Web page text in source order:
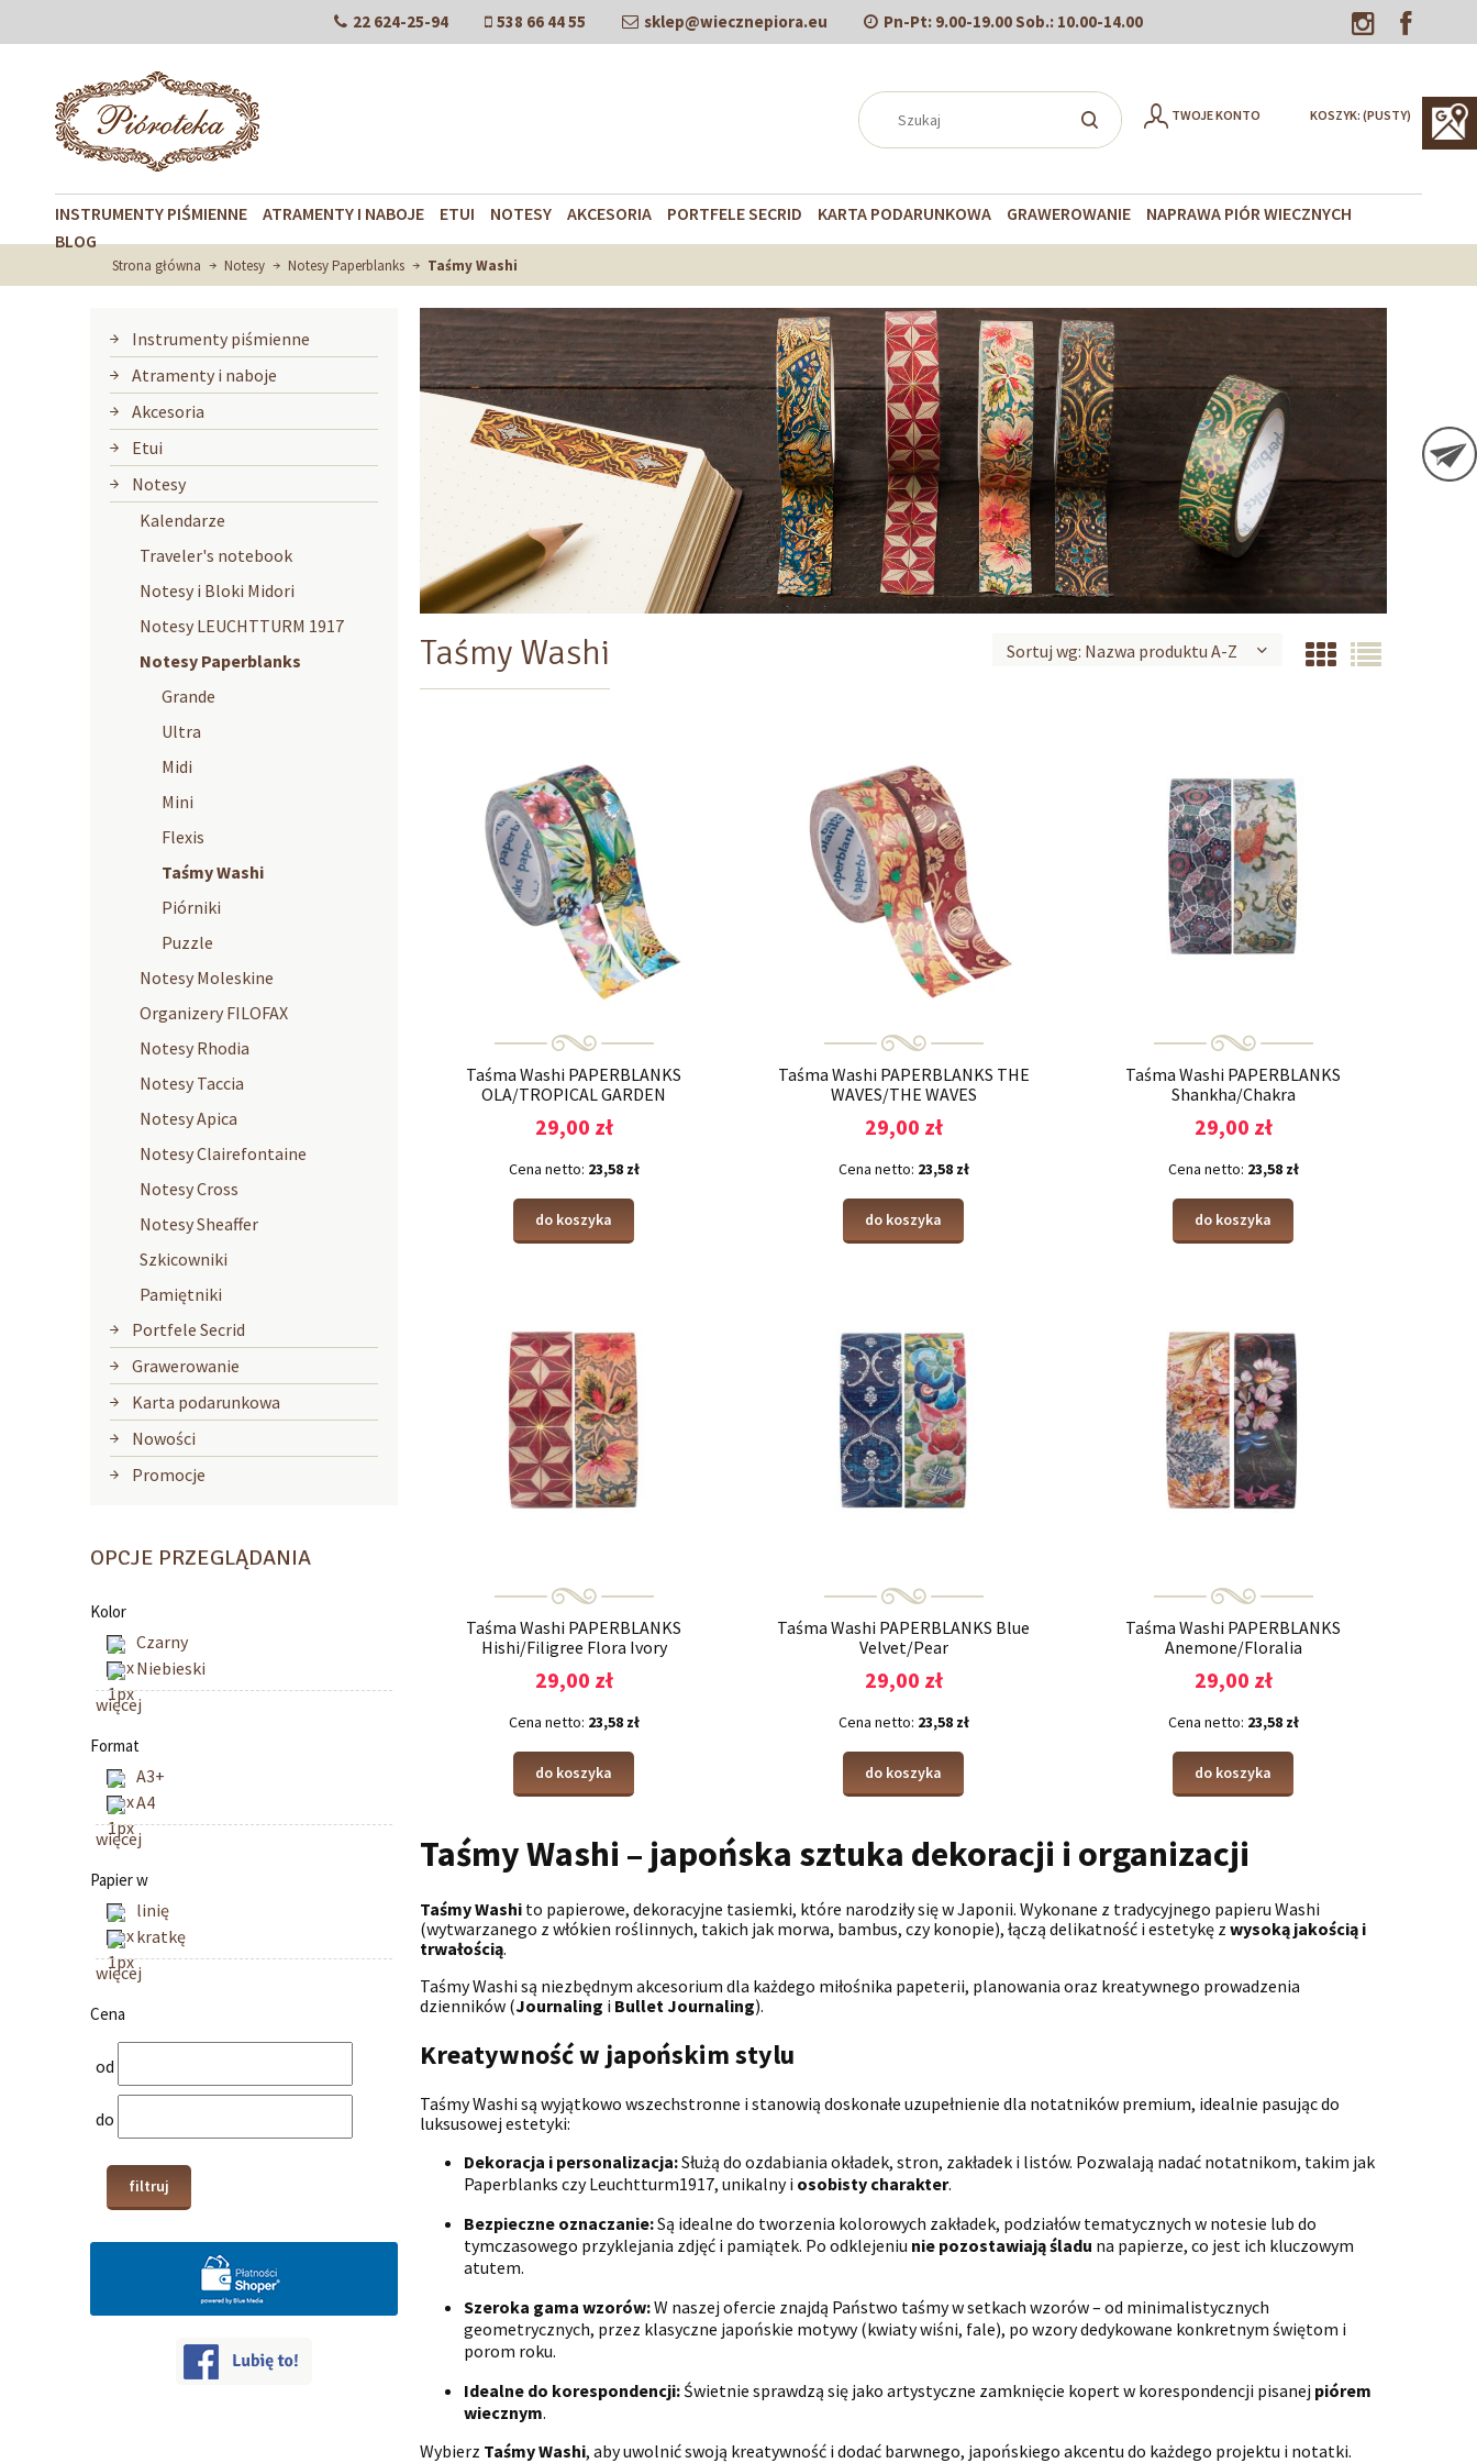
22 624-25-94 538 66 44 55 sklep@wiecznepiora.eu Pn-Pt: 9.00-19.00Sob.: 10.00-14.00
KOSZYK: (PUSTY)
TWOJE KONTO
INSTRUMENTY PIŚMIENNE ATRAMENTY I NABOJE ETUI NOTESY AKCESORIA PORTFELE SECRID KARTA PODARUNKOWA GRAWEROWANIE
NAPRAWA PIÓR WIECZNYCH
BLOG
Strona główna Notesy Notesy Paperblanks Taśmy Washi
Instrumenty piśmienne
Atramenty i naboje
Akcesoria
Etui
Notesy
Kalendarze
Traveler's notebook
Notesy i Bloki Midori
Notesy LEUCHTTURM 1917
Notesy Paperblanks
Grande
Ultra
Midi
Mini
Flexis
Taśmy Washi
Piórniki
Puzzle
Notesy Moleskine
Organizery FILOFAX
Notesy Rhodia
Notesy Taccia
Notesy Apica
Notesy Clairefontaine
Notesy Cross
Notesy Sheaffer
Szkicowniki
Pamiętniki
Portfele Secrid
Grawerowanie
Karta podarunkowa
Nowości
Promocje
OPCJE PRZEGLĄDANIA
Kolor
Czarny
Niebieski
więcej
Format
A3+
A4
więcej
Papier w
linię
kratkę
więcej
Cena
od
do
filtruj
Taśmy Washi Sortuj wg: Nazwa produktu A-Z
Taśma Washi PAPERBLANKS
OLA/TROPICAL GARDEN
29,00 zł
Cena netto: 23,58 zł
do koszyka
Taśma Washi PAPERBLANKS THE
WAVES/THE WAVES
29,00 zł
Cena netto: 23,58 zł
do koszyka
Taśma Washi PAPERBLANKS
Shankha/Chakra
29,00 zł
Cena netto: 23,58 zł
do koszyka
Taśma Washi PAPERBLANKS
Hishi/Filigree Flora Ivory
29,00 zł
Cena netto: 23,58 zł
do koszyka
Taśma Washi PAPERBLANKS Blue
Velvet/Pear
29,00 zł
Cena netto: 23,58 zł
do koszyka
Taśma Washi PAPERBLANKS
Anemone/Floralia
29,00 zł
Cena netto: 23,58 zł
do koszyka
Taśmy Washi – japońska sztuka dekoracji i organizacji
Taśmy Washi to papierowe, dekoracyjne tasiemki, które narodziły się w Japonii. Wykonane z tradycyjnego papieru Washi
(wytwarzanego z włókien roślinnych, takich jak morwa, bambus, czy konopie), łączą delikatność i estetykę z wysoką jakością i
trwałością.
Taśmy Washi są niezbędnym akcesorium dla każdego miłośnika papeterii, planowania oraz kreatywnego prowadzenia
dzienników (Journaling i Bullet Journaling).
Kreatywność w japońskim stylu
Taśmy Washi są wyjątkowo wszechstronne i stanowią doskonałe uzupełnienie dla notatników premium, idealnie pasując do
luksusowej estetyki:
Dekoracja i personalizacja:Służą do ozdabiania okładek, stron, zakładek i listów. Pozwalają nadać notatnikom, takim jak
Paperblanks czy Leuchtturm1917, unikalny i osobisty charakter.
Bezpieczne oznaczanie:Są idealne do tworzenia kolorowych zakładek, podziałów tematycznych w notesie lub do
tymczasowego przyklejania zdjęć i pamiątek. Po odklejeniu nie pozostawiają śladu na papierze, co jest ich kluczowym
atutem.
Szeroka gama wzorów:W naszej ofercie znajdą Państwo taśmy w setkach wzorów – od minimalistycznych
geometrycznych, przez klasyczne japońskie motywy (kwiaty wiśni, fale), po wzory dedykowane konkretnym świętom i
porom roku.
Idealne do korespondencji:Świetnie sprawdzą się jako artystyczne zamknięcie kopert w korespondencji pisanej piórem
wiecznym.
Wybierz Taśmy Washi, aby uwolnić swoją kreatywność i dodać barwnego, japońskiego akcentu do każdego projektu i notatki.